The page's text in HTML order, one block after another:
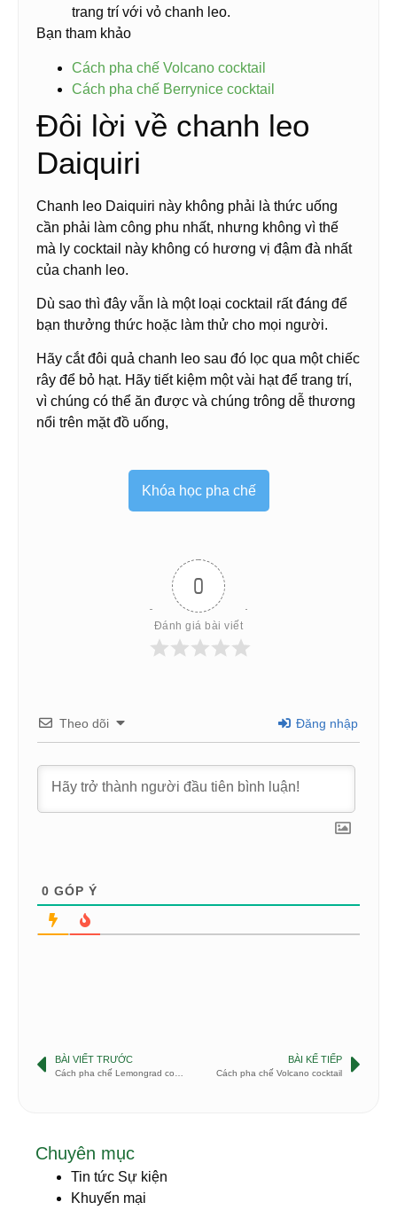
trang trí với vỏ chanh leo.
Bạn tham khảo
Cách pha chế Volcano cocktail
Cách pha chế Berrynice cocktail
Đôi lời về chanh leo
Daiquiri
Chanh leo Daiquiri này không phải là thức uống
cần phải làm công phu nhất, nhưng không vì thế
mà ly cocktail này không có hương vị đậm đà nhất
của chanh leo.
Dù sao thì đây vẫn là một loại cocktail rất đáng để
bạn thưởng thức hoặc làm thử cho mọi người.
Hãy cắt đôi quả chanh leo sau đó lọc qua một chiếc
rây để bỏ hạt. Hãy tiết kiệm một vài hạt để trang trí,
vì chúng có thể ăn được và chúng trông dễ thương
nổi trên mặt đồ uống,
Khóa học pha chế
0
Đánh giá bài viết
Theo dõi Đăng nhập
0 GÓP Ý
BÀI VIẾT TRƯỚC BÀI KẾ TIẾP
Cách pha chế Volcano cocktail
Chuyên mục
Tin tức Sự kiện
Khuyến mại